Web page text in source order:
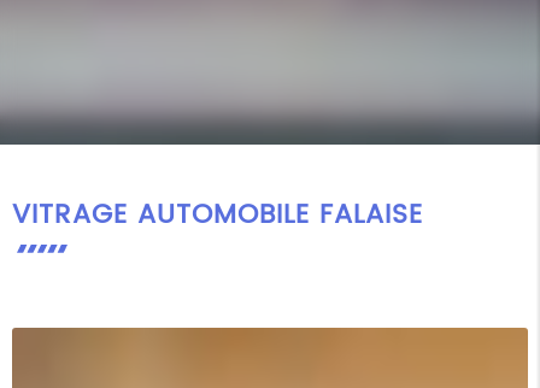
VITRAGE AUTOMOBILE FALAISE